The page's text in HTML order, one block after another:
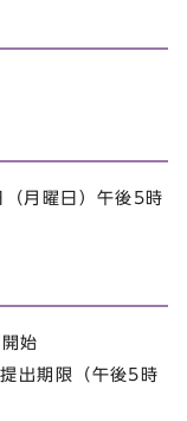
月曜日）午後5時
始
限（午後5時